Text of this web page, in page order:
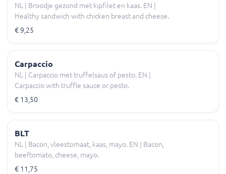
NL | Broodje gezond met kipfilet en kaas. EN |
Healthy sandwich with chicken breast and cheese.
€ 9,25
Carpaccio
NL | Carpaccio met truffelsaus of pesto. EN |
Carpaccio with truffle sauce or pesto.
€ 13,50
BLT
NL | Bacon, vleestomaat, kaas, mayo. EN | Bacon,
beeftomato, cheese, mayo.
€ 11,75